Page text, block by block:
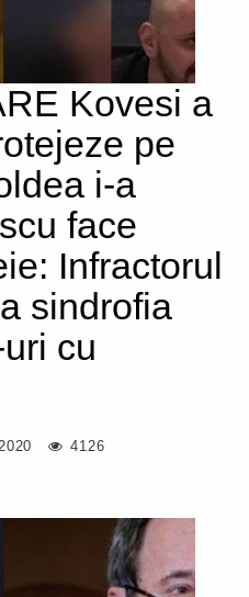
Kovesi a
pe
i-a
face
Infractorul
sindrofia
cu
4126